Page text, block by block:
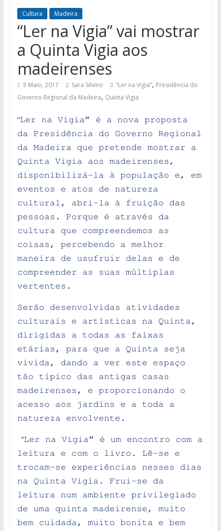
Cultura Madeira
“Ler na Vigia” vai mostrar
a Quinta Vigia aos
madeirenses
5 Maio, 2017 Sara Silvino “Ler na Vigia”, Presidência do
Governo Regional da Madeira, Quinta Vigia
“Ler na Vigia” é a nova proposta
da Presidência do Governo Regional
da Madeira que pretende mostrar a
Quinta Vigia aos madeirenses,
disponibilizá-la à população e, em
eventos e atos de natureza
cultural, abri-la à fruição das
pessoas. Porque é através da
cultura que compreendemos as
coisas, percebendo a melhor
maneira de usufruir delas e de
compreender as suas múltiplas
vertentes.
Serão desenvolvidas atividades
culturais e artísticas na Quinta,
dirigidas a todas as faixas
etárias, para que a Quinta seja
vivida, dando a ver este espaço
tão típico das antigas casas
madeirenses, e proporcionando o
acesso aos jardins e a toda a
natureza envolvente.
“Ler na Vigia” é um encontro com a
leitura e com o livro. Lê-se e
trocam-se experiências nesses dias
na Quinta Vigia. Frui-se da
leitura num ambiente privilegiado
de uma quinta madeirense, muito
bem cuidada, muito bonita e bem